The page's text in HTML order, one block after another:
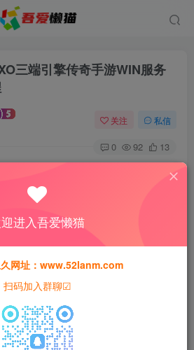
三端引擎传奇手游WIN服务
关注 私信
0 92 13
费后查看
猫粮30
15 钻石会员 免费
络收集整理而来，仅供学习研究使用，请在下
载后24h内删除，谢谢合作！
进入吾爱懒猫
网址：www.52lanm.com
扫码加入群聊☑